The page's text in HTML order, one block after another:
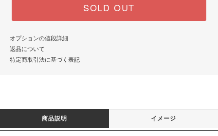
SOLD OUT
オプションの値段詳細
返品について
特定商取引法に基づく表記
商品説明 イメージ